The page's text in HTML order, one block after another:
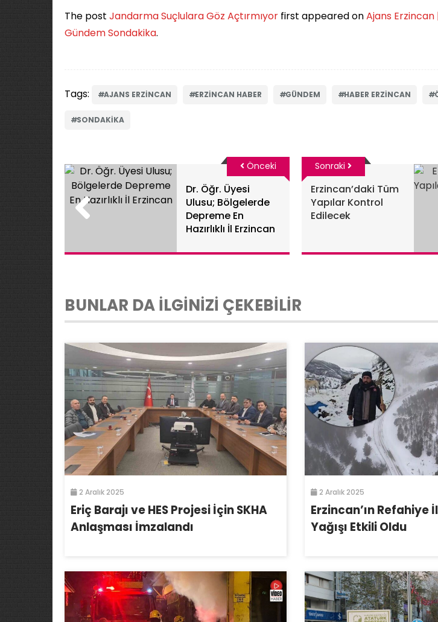
The post Jandarma Suçlulara Göz Açtırmıyor first appeared onAjans
Gündem Sondakika.
Tags: AJANS ERZINCAN ERZINCAN HABER GÜNDEM HABER ERZINCAN
SONDAKIKA
Dr. Öğr. Üyesi
Ulusu; Bölgelerde
Depreme En
Hazırlıklı İl Erzincan
Önceki
Erzincan’daki Tüm
Yapılar Kontrol
Edilecek
Sonraki
BUNLAR DA İLGİNİZİ ÇEKEBİLİR
2 Aralık 2025
Eriç Barajı ve HES Projesi İçin SKHA
Anlaşması İmzalandı
2 Aralık 2025
Erzincan’ın Refahiye
Yağışı Etkili Oldu